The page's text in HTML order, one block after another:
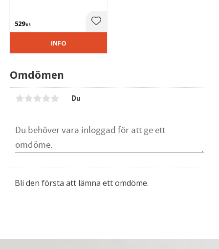
Omdömen
Du
Bli den första att lämna ett omdöme.
en romantisk och livfull
529KR Lägg till i favoriter
INFO